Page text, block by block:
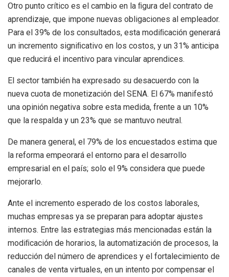
Otro punto crítico es el cambio en la ﬁgura del contrato de
aprendizaje, que impone nuevas obligaciones al empleador.
Para el 39% de los consultados, esta modiﬁcación generará
un incremento signiﬁcativo en los costos, y un 31% anticipa
que reducirá el incentivo para vincular aprendices.
El sector también ha expresado su desacuerdo con la
nueva cuota de monetización del SENA. El 67% manifestó
una opinión negativa sobre esta medida, frente a un 10%
que la respalda y un 23% que se mantuvo neutral.
De manera general, el 79% de los encuestados estima que
la reforma empeorará el entorno para el desarrollo
empresarial en el país; solo el 9% considera que puede
mejorarlo.
Ante el incremento esperado de los costos laborales,
muchas empresas ya se preparan para adoptar ajustes
internos. Entre las estrategias más mencionadas están la
modiﬁcación de horarios, la automatización de procesos, la
reducción del número de aprendices y el fortalecimiento de
canales de venta virtuales, en un intento por compensar el